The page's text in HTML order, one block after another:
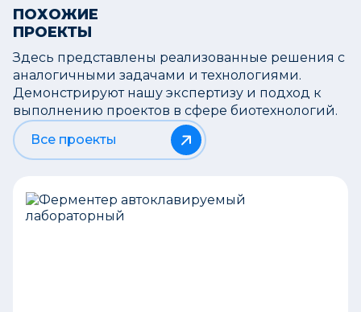
ПОХОЖИЕ
ПРОЕКТЫ
Здесь представлены реализованные решения с
аналогичными задачами и технологиями.
Демонстрируют нашу экспертизу и подход к
выполнению проектов в сфере биотехнологий.
Все проекты